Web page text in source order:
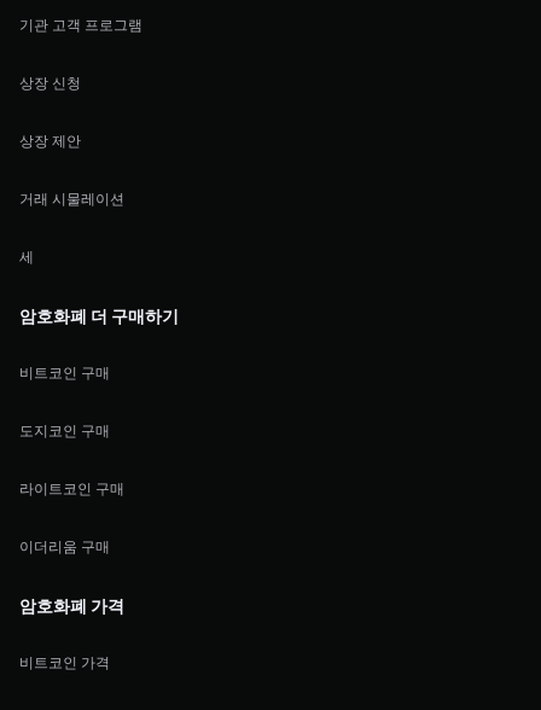
기관 고객 프로그램
상장 신청
상장 제안
거래 시물레이션
세
암호화폐 더 구매하기
비트코인 구매
도지코인 구매
라이트코인 구매
이더리움 구매
암호화폐 가격
비트코인 가격